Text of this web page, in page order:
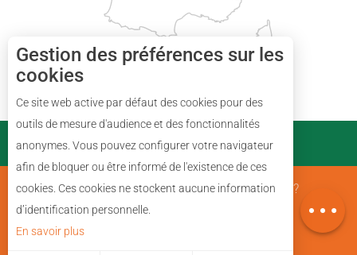
Tarifs
Carte
PARTENAIRES
Mentions Légales Qui sommes nous ?
Gestion des préférences sur les
cookies
Ce site web active par défaut des cookies pour des
outils de mesure d'audience et des fonctionnalités
anonymes. Vous pouvez configurer votre navigateur
afin de bloquer ou être informé de l'existence de ces
cookies. Ces cookies ne stockent aucune information
d’identification personnelle.
En savoir plus